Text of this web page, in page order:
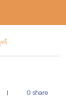
รี่
0 share